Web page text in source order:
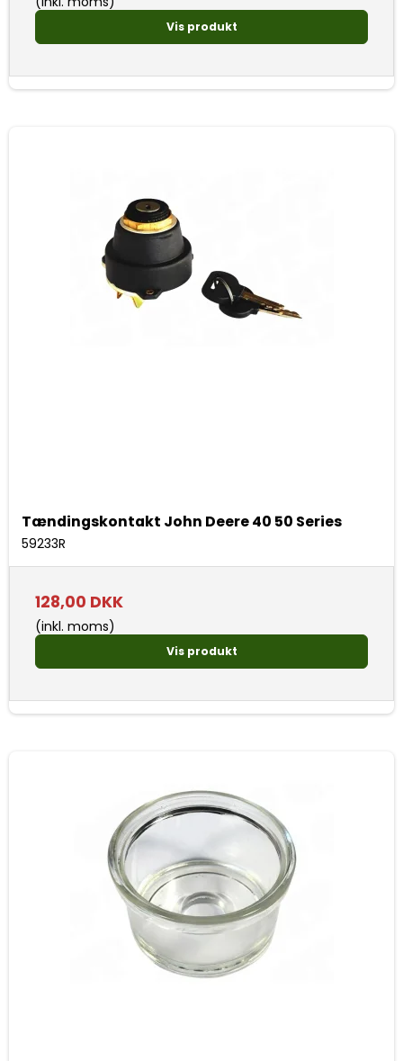
Vis produkt
Tændingskontakt John Deere 40 50 Series
59233R
128,00 DKK
(inkl. moms)
Vis produkt